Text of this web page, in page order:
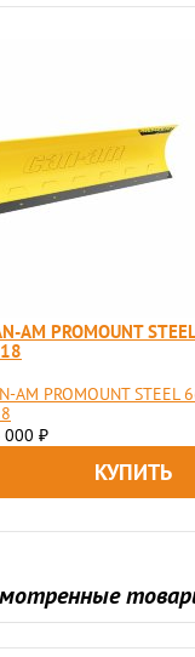
AM PROMOUNT
AM PROMOUNT STEEL
000 ₽